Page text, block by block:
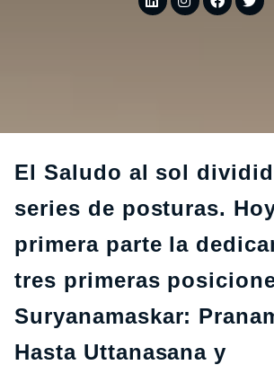
El Saludo al sol
series de posturas.
primera parte la
tres primeras
Suryanamaskar:
Hasta Uttanasana y